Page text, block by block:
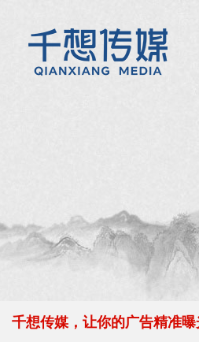
千想传媒，让你的广告精准曝